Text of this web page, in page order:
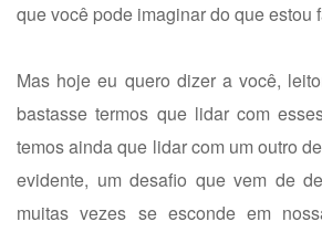
que você pode imaginar do que estou
Mas hoje eu quero dizer a você,
bastasse termos que lidar com
temos ainda que lidar com um outro
evidente, um desafio que vem de
muitas vezes se esconde em